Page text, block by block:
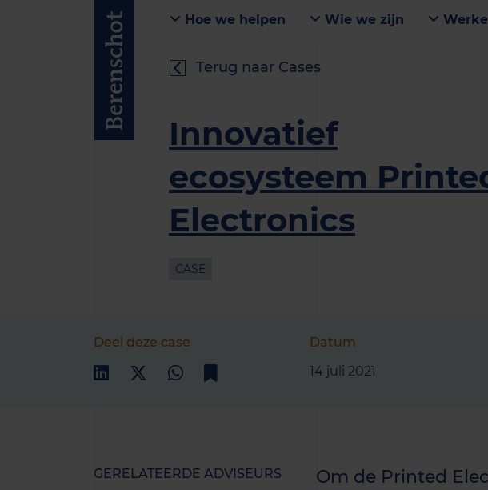
Hoe we helpen Wie we zijn
Terug naar Cases
Innovatief
ecosysteem
Electronics
CASE
Deel deze case
Datum
14 juli 2021
GERELATEERDE ADVISEURS
Om de Printed